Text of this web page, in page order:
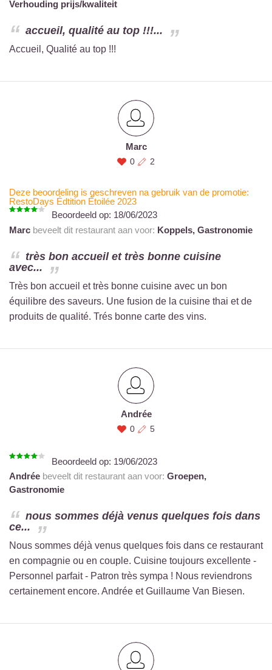
Verhouding prijs/kwaliteit
accueil, qualité au top !!!...
Accueil, Qualité au top !!!
Marc
0 2
Deze beoordeling is geschreven na gebruik van de promotie:
RestoDays Édtition Étoilée 2023
Beoordeeld op: 18/06/2023
Marc beveelt dit restaurant aan voor: Koppels, Gastronomie
très bon accueil et très bonne cuisine
avec...
Très bon accueil et très bonne cuisine avec un bon
équilibre des saveurs. Une fusion de la cuisine thai et de
produits de qualité. Trés bonne carte des vins.
Andrée
0 5
Beoordeeld op: 19/06/2023
Andrée beveelt dit restaurant aan voor: Groepen,
Gastronomie
nous sommes déjà venus quelques fois dans
ce...
Nous sommes déjà venus quelques fois dans ce restaurant
en compagnie ou en couple. Cuisine toujours excellente -
Personnel parfait - Patron très sympa ! Nous reviendrons
certainement encore. Andrée et Guillaume Van Biesen.